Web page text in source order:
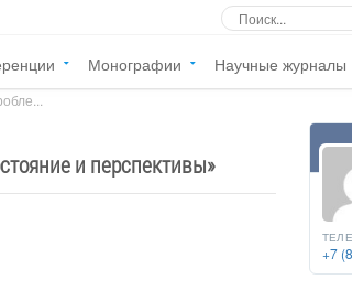
Монографии Научные журналы
и перспективы»
+7